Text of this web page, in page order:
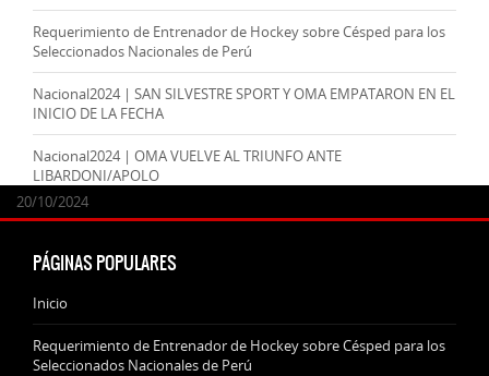
24/09/2025
Requerimiento de Entrenador de Hockey sobre Césped para los
Seleccionados Nacionales de Perú
07/11/2024
Nacional2024 | SAN SILVESTRE SPORT Y OMA EMPATARON EN EL
INICIO DE LA FECHA
20/10/2024
Nacional2024 | OMA VUELVE AL TRIUNFO ANTE
LIBARDONI/APOLO
20/10/2024
PÁGINAS POPULARES
Inicio
Requerimiento de Entrenador de Hockey sobre Césped para los
Seleccionados Nacionales de Perú